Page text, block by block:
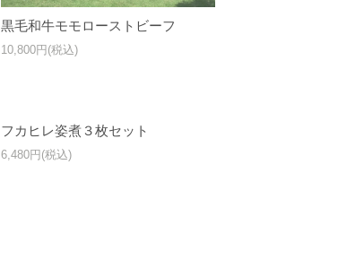
黒毛和牛モモローストビーフ
10,800円(税込)
フカヒレ姿煮３枚セット
6,480円(税込)